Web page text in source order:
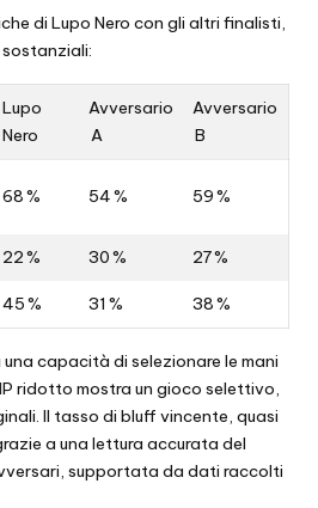
di Lupo Nero con gli altri finalisti,
Lupo
Nero
Avversario
A
Avversario
B
68 % 54 % 59 %
22 % 30 % 27 %
45 % 31 % 38 %
capacità di selezionare le mani
ridotto mostra un gioco selettivo,
Il tasso di bluff vincente, quasi
a una lettura accurata del
supportata da dati raccolti